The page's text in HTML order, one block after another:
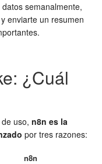
semanalmente,
enviarte un resumen
¿Cuál
uso, n8n es la
por tres razones:
n8n